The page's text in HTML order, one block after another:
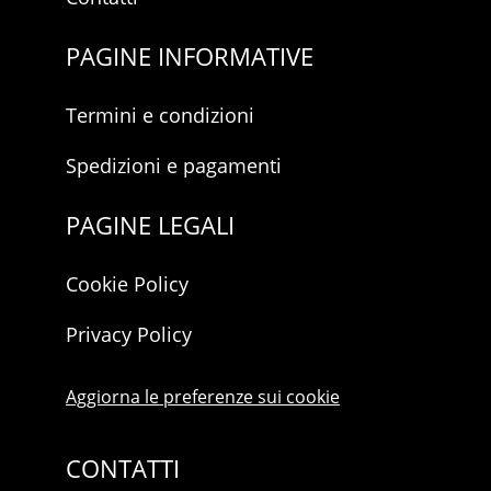
PAGINE INFORMATIVE
Termini e condizioni
Spedizioni e pagamenti
PAGINE LEGALI
Cookie Policy
Privacy Policy
Aggiorna le preferenze sui cookie
CONTATTI